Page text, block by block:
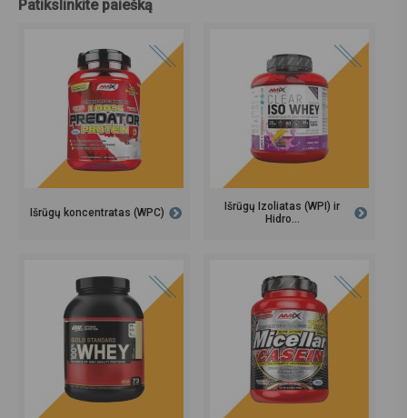
Patikslinkite paiešką
Išrūgų koncentratas (WPC)
Išrūgų Izoliatas (WPI) ir
Hidro...